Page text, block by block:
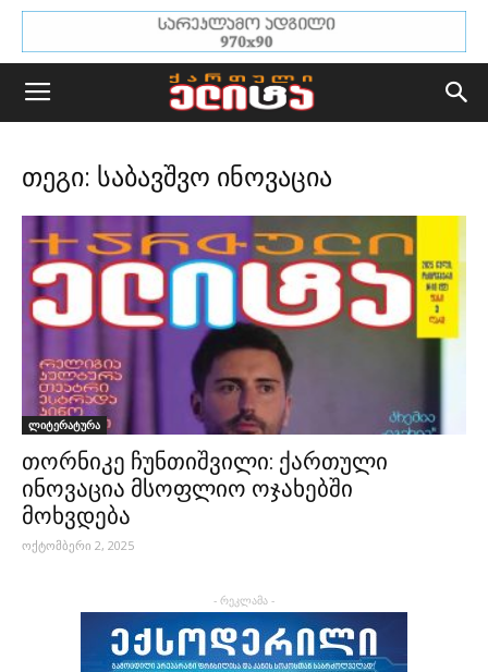
თეგი: საბავშვო ინოვაცია
ლიტერატურა
თორნიკე ჩუნთიშვილი: ქართული
ინოვაცია მსოფლიო ოჯახებში
მოხვდება
ოქტომბერი 2, 2025
- რეკლამა -